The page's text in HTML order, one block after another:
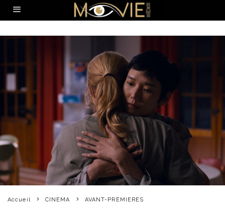
Accueil CINEMA AVANT-PREMIERES